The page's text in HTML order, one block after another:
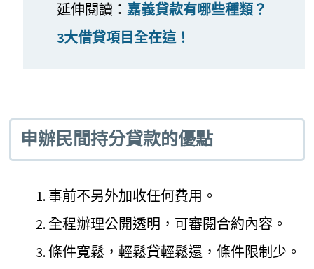
延伸閱讀： 嘉義貸款有哪些種類？
3大借貸項目全在這！
申辦民間持分貸款的優點
事前不另外加收任何費用。
全程辦理公開透明，可審閱合約內容。
條件寬鬆，輕鬆貸輕鬆還，條件限制少。